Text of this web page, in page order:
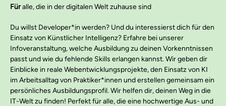
Füralle, die in der digitalen Welt zuhause sind
Du willst Developer*in werden? Und du interessierst dich für den
Einsatz von Künstlicher Intelligenz? Erfahre bei unserer
Infoveranstaltung, welche Ausbildung zu deinen Vorkenntnissen
passt und wie du fehlende Skills erlangen kannst. Wir geben dir
Einblicke in reale Webentwicklungsprojekte, den Einsatz von KI
im Arbeitsalltag von Praktiker*innen und erstellen gemeinsam ein
persönliches Ausbildungsprofil. Wir helfen dir, deinen Weg in die
IT-Welt zu finden! Perfekt für alle, die eine hochwertige Aus- und